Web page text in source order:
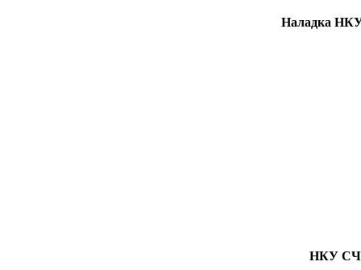
Наладка НКУ
НКУ СЧР